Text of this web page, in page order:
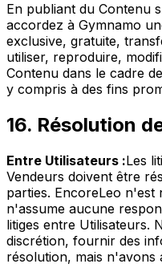
En publiant du Contenu
accordez à Gymnamo
exclusive, gratuite,
utiliser, reproduire,
Contenu dans le cadre
y compris à des fins
16. Résolution
Entre Utilisateurs :Les
Vendeurs doivent être
parties. EncoreLeo n'est
n'assume aucune
litiges entre Utilisateurs.
discrétion, fournir des
résolution, mais n'avons